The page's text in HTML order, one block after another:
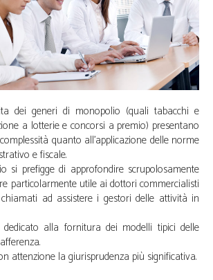
dei generi di monopolio (quali tabacchi e
a lotterie e concorsi a premio) presentano
quanto all’applicazione delle norme
e fiscale.
si prefigge di approfondire scrupolosamente
particolarmente utile ai dottori commercialisti
ad assistere i gestori delle attività in
alla fornitura dei modelli tipici delle
attenzione la giurisprudenza più significativa.